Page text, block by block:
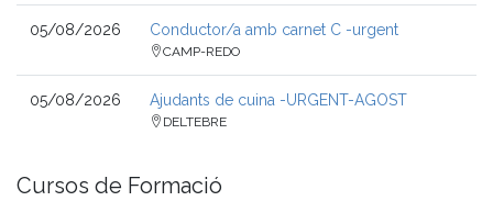
05/08/2026 Conductor/a amb carnet C -urgent
CAMP-REDO
05/08/2026 Ajudants de cuina -URGENT-AGOST
DELTEBRE
Cursos de Formació